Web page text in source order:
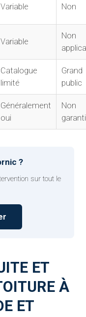
Variable Non
Variable
Non
Catalogue
limité
Grand
public
Généralement
oui
Non
?
sur tout le
ET
À
ET